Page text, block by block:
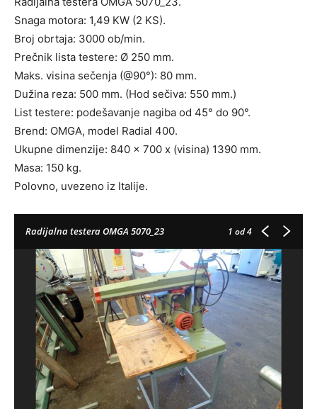
Snaga motora: 1,49 KW (2 KS).
Broj obrtaja: 3000 ob/min.
Prečnik lista testere: Ø 250 mm.
Maks. visina sečenja (@90°): 80 mm.
Dužina reza: 500 mm. (Hod sečiva: 550 mm.)
List testere: podešavanje nagiba od 45° do 90°.
Brend: OMGA, model Radial 400.
Ukupne dimenzije: 840 x 700 x (visina) 1390 mm.
Masa: 150 kg.
Polovno, uvezeno iz Italije.
Radijalna testera OMGA 5070_23 1 od 4